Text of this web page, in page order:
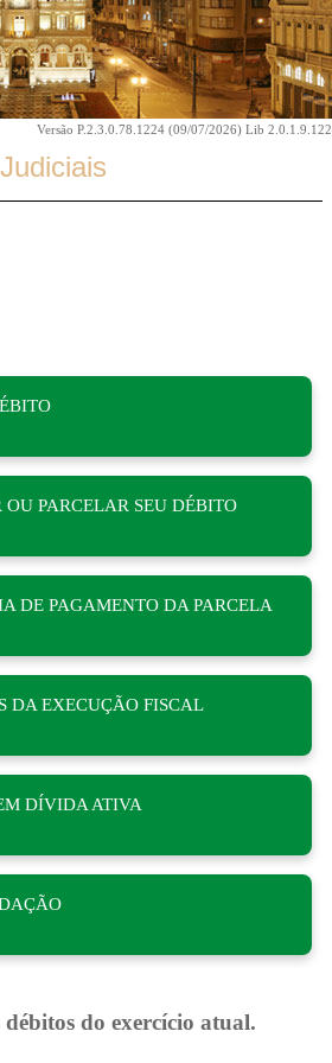
Versão P.2.3.0.78.1224 (09/07/2026) Lib
PARCELAR SEU DÉBITO
DE PAGAMENTO DA PARCELA
DA EXECUÇÃO FISCAL
DÍVIDA ATIVA
do exercício atual.